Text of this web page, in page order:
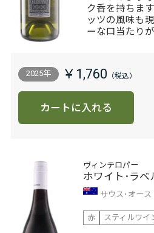
ク香を持ちま
ッツの風味も
ーな口当たりが
2025年 ￥1,760
カートに入れる
ヴィンテロパー
ホワイト･ラ
サウス･オー
赤
スティルワイ